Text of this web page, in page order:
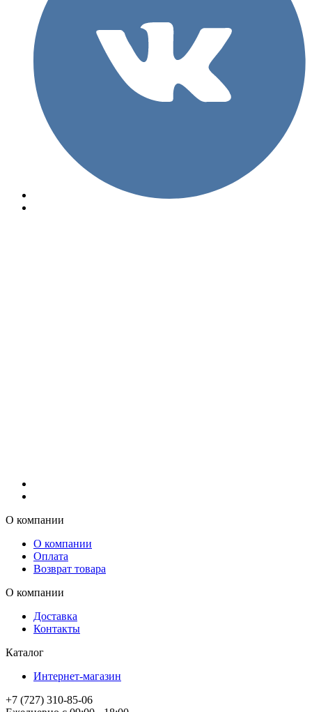
О компании
О компании
Оплата
Возврат товара
О компании
Доставка
Контакты
Каталог
Интернет-магазин
+7 (727) 310-85-06